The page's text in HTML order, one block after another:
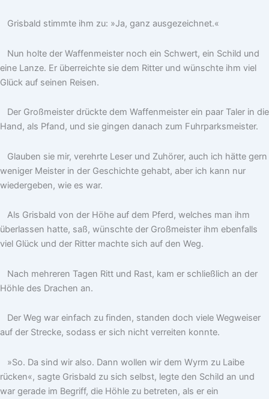
Grisbald stimmte ihm zu: »Ja, ganz ausgezeichnet.«
Nun holte der Waffenmeister noch ein Schwert, ein Schild und
eine Lanze. Er überreichte sie dem Ritter und wünschte ihm viel
Glück auf seinen Reisen.
Der Großmeister drückte dem Waffenmeister ein paar Taler in die
Hand, als Pfand, und sie gingen danach zum Fuhrparksmeister.
Glauben sie mir, verehrte Leser und Zuhörer, auch ich hätte gern
weniger Meister in der Geschichte gehabt, aber ich kann nur
wiedergeben, wie es war.
Als Grisbald von der Höhe auf dem Pferd, welches man ihm
überlassen hatte, saß, wünschte der Großmeister ihm ebenfalls
viel Glück und der Ritter machte sich auf den Weg.
Nach mehreren Tagen Ritt und Rast, kam er schließlich an der
Höhle des Drachen an.
Der Weg war einfach zu finden, standen doch viele Wegweiser
auf der Strecke, sodass er sich nicht verreiten konnte.
»So. Da sind wir also. Dann wollen wir dem Wyrm zu Laibe
rücken«, sagte Grisbald zu sich selbst, legte den Schild an und
war gerade im Begriff, die Höhle zu betreten, als er ein